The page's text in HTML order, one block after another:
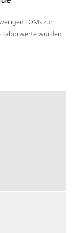
FOMs zur
Laborwerte wurden